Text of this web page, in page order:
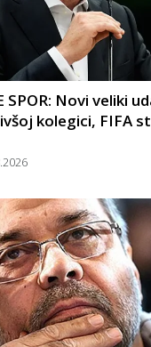
SPOR: Novi veliki
kolegici, FIFA